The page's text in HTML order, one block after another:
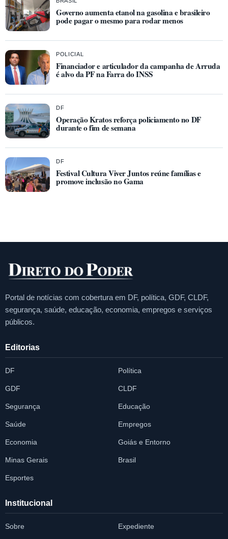
Governo aumenta etanol na gasolina e brasileiro
pode pagar o mesmo para rodar menos
POLICIAL
Financiador e articulador da campanha de Arruda
é alvo da PF na Farra do INSS
DF
Operação Kratos reforça policiamento no DF
durante o fim de semana
DF
Festival Cultura Viver Juntos reúne famílias e
promove inclusão no Gama
Portal de notícias com cobertura em DF, política, GDF, CLDF,
segurança, saúde, educação, economia, empregos e serviços
públicos.
Editorias
DF Política
GDF CLDF
Segurança Educação
Saúde Empregos
Economia Goiás e Entorno
Minas Gerais Brasil
Esportes
Institucional
Sobre Expediente